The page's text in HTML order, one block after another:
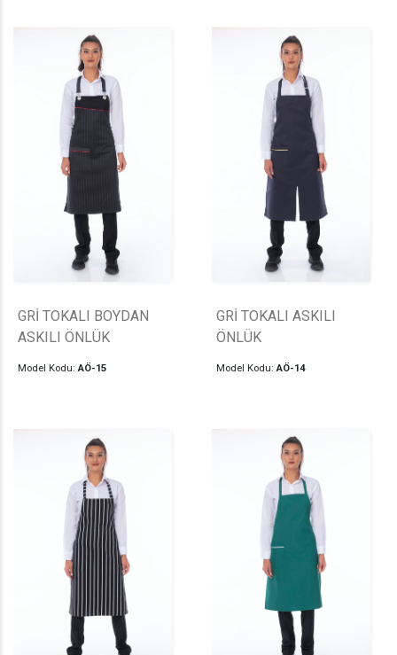
GRİ TOKALI BOYDAN
ASKILI ÖNLÜK
Model Kodu:AÖ-15
GRİ TOKALI ASKILI
ÖNLÜK
Model Kodu:AÖ-14